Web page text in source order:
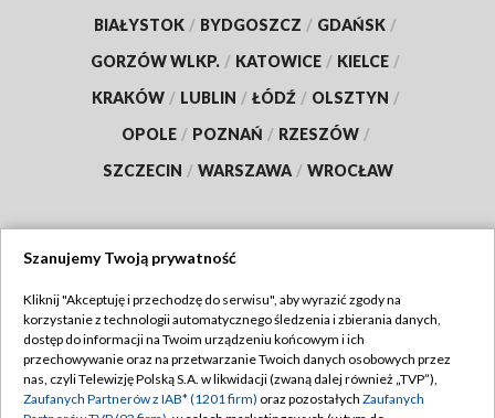
BIAŁYSTOK / BYDGOSZCZ / GDAŃSK /
GORZÓW WLKP. / KATOWICE / KIELCE /
KRAKÓW / LUBLIN / ŁÓDŹ / OLSZTYN /
OPOLE / POZNAŃ / RZESZÓW /
SZCZECIN / WARSZAWA / WROCŁAW
TVP
Abonament TVP
Emisja w TVP
Regulamin TVP
Polityka prywatności
Szanujemy Twoją prywatność
Kliknij "Akceptuję i przechodzę do serwisu", aby wyrazić zgody na
korzystanie z technologii automatycznego śledzenia i zbierania danych,
dostęp do informacji na Twoim urządzeniu końcowym i ich
przechowywanie oraz na przetwarzanie Twoich danych osobowych przez
nas, czyli Telewizję Polską S.A. w likwidacji (zwaną dalej również „TVP”),
Zaufanych Partnerów z IAB* (1201 firm) oraz pozostałych Zaufanych